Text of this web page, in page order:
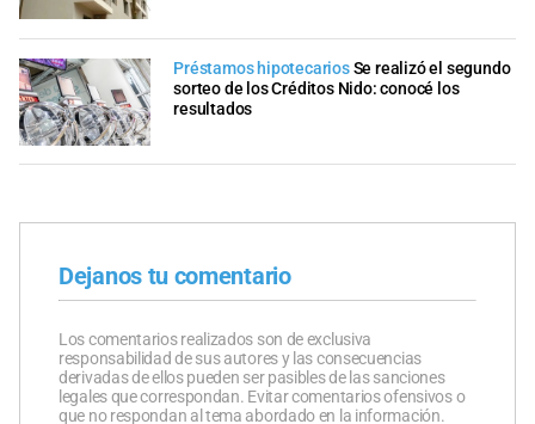
Préstamos hipotecariosSe realizó el segundo
sorteo de los Créditos Nido: conocé los
resultados
Dejanos tu comentario
Los comentarios realizados son de exclusiva
responsabilidad de sus autores y las consecuencias
derivadas de ellos pueden ser pasibles de las sanciones
legales que correspondan. Evitar comentarios ofensivos o
que no respondan al tema abordado en la información.